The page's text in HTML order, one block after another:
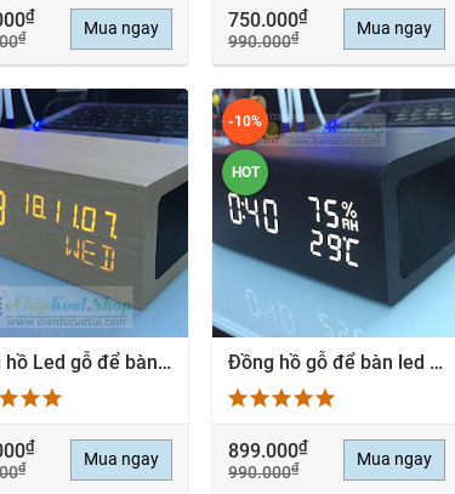
₫
₫ Mua ngay 750.000₫
990.000₫ Mua ngay
XEM NHANH Đồng hồ Led gỗ để bàn cao cấp kết nối Bluetooth V4.1 SmartPhone - 100% Gỗ Thông
₫
₫ Mua ngay
-10%
HOT
XEM NHANH Đồng hồ gỗ để bàn led kết nối Bluetooth V4.1 SmartPhone nghe nhạc giải trí
899.000₫
990.000₫ Mua ngay